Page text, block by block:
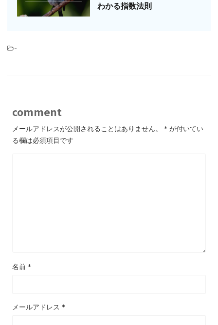
わかる指数法則
-
comment
メールアドレスが公開されることはありません。 * が付いてい
る欄は必須項目です
名前 *
メールアドレス *